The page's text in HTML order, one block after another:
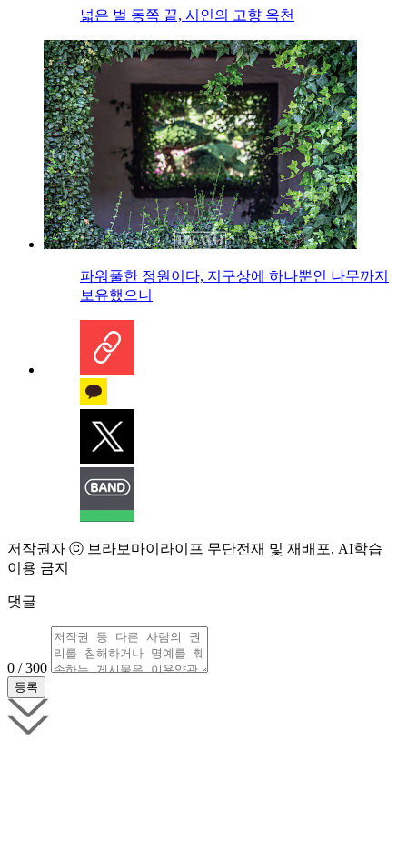
넓은 벌 동쪽 끝, 시인의 고향 옥천
파워풀한 정원이다, 지구상에 하나뿐인 나무까지
보유했으니
저작권자 ⓒ 브라보마이라이프 무단전재 및 재배포, AI학습
이용 금지
댓글
0 / 300